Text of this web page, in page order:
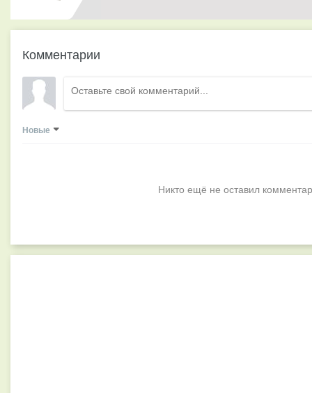
Комментарии
Новые
Никто ещё не оставил